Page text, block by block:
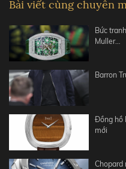
Bài viết cùng chuyên
Bức
Muller…
Barron
Đồng hồ
mới
Chopard